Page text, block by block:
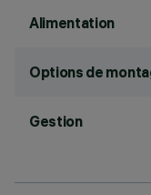
Alimentation
Options de
Gestion